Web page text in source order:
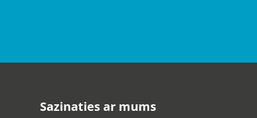
Sazinaties ar mums